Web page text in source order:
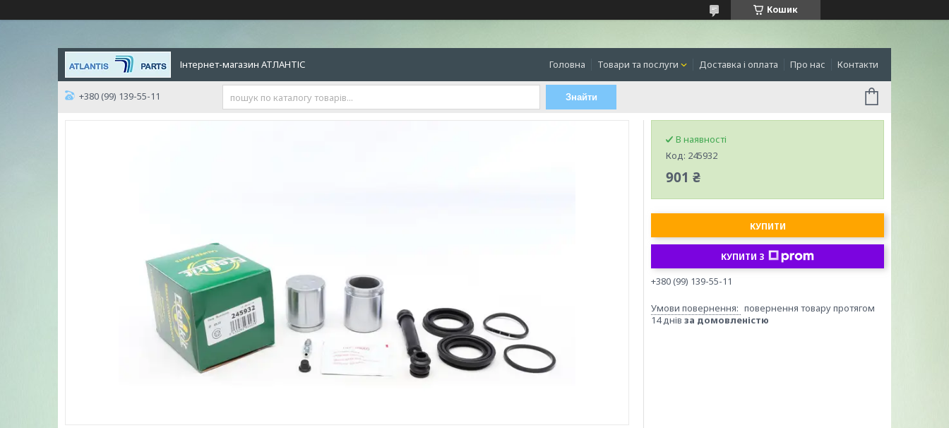
Кошик
Інтернет-магазин АТЛАНТІС Головна Товари та послуги Доставка і оплата Про нас Контакти
+380 (99) 139-55-11 Знайти
В наявності
Код: 245932
901 ₴
КУПИТИ
КУПИТИ З
+380 (99) 139-55-11
повернення товару протягом
14 днів за домовленістю